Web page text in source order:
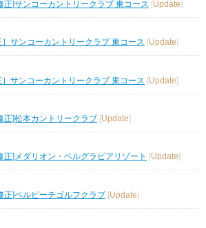
正]サンコーカントリークラブ 東コース [Update]
］サンコーカントリークラブ 東コース [Update]
］サンコーカントリークラブ 東コース [Update]
正]松本カントリークラブ [Update]
正]メダリオン・ベルグラビアリゾート
Update
正]ベルビーチゴルフクラブ [Update]